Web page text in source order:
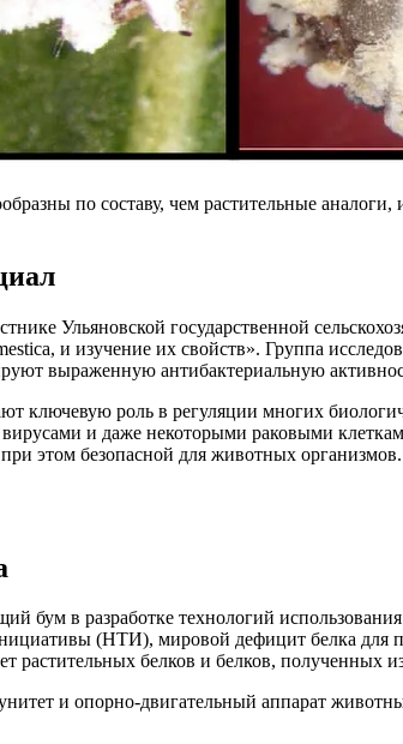
по составу, чем растительные аналоги,
Ульяновской государственной
и изучение их свойств». Группа
выраженную антибактериальную
ключевую роль в регуляции многих
и даже некоторыми раковыми
этом безопасной для животных
бум в разработке технологий
(НТИ), мировой дефицит белка для
белков и белков, полученных
и опорно-двигательный аппарат